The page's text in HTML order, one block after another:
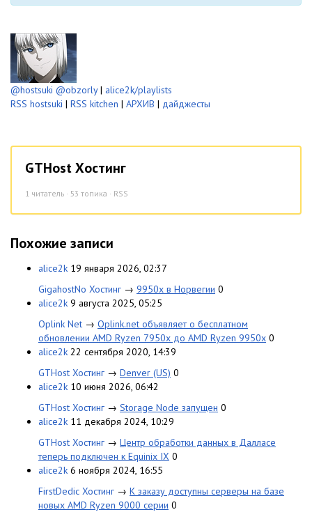
@hostsuki @obzorly| alice2k/playlists
RSS hostsuki | RSS kitchen | АРХИВ | дайджесты
GTHost Хостинг
1 читатель · 53 топика · RSS
Похожие записи
alice2k 19 января 2026, 02:37
GigahostNo Хостинг → 9950x в Норвегии 0
alice2k 9 августа 2025, 05:25
Oplink Net → Oplink.net объявляет о бесплатном
обновлении AMD Ryzen 7950x до AMD Ryzen 9950x 0
alice2k 22 сентября 2020, 14:39
GTHost Хостинг → Denver (US) 0
alice2k 10 июня 2026, 06:42
GTHost Хостинг → Storage Node запущен 0
alice2k 11 декабря 2024, 10:29
GTHost Хостинг → Центр обработки данных в Далласе
теперь подключен к Equinix IX 0
alice2k 6 ноября 2024, 16:55
FirstDedic Хостинг → К заказу доступны серверы на базе
новых AMD Ryzen 9000 серии 0